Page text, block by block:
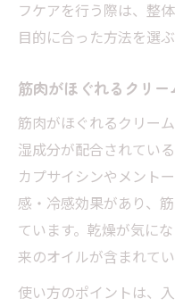
フケアを行う際は、整
目的に合った方法を選
筋肉がほぐれるクリ
筋肉がほぐれるクリー
湿成分が配合されてい
カプサイシンやメント
感・冷感効果があり、
ています。乾燥が気に
来のオイルが含まれて
使い方のポイントは、